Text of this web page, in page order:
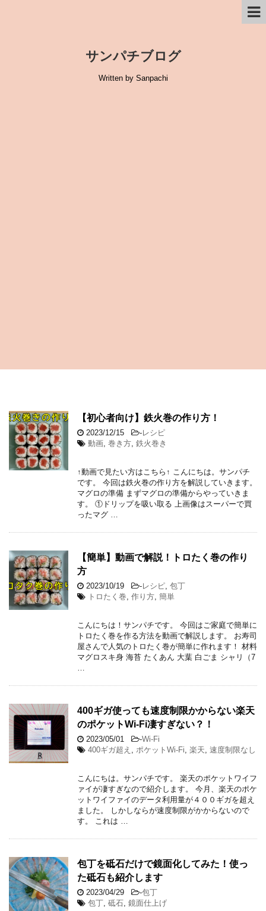
サンパチブログ
Written by Sanpachi
【初心者向け】鉄火巻の作り方！
2023/12/15 -レシピ
動画, 巻き方, 鉄火巻き
↑動画で見たい方はこちら↑ こんにちは。サンパチ
です。 今回は鉄火巻の作り方を解説していきます。
マグロの準備 まずマグロの準備からやっていきま
す。 ①ドリップを吸い取る 上画像はスーパーで買
ったマグ …
【簡単】動画で解説！トロたく巻の作り
方
2023/10/19 -レシピ, 包丁
トロたく巻, 作り方, 簡単
こんにちは！サンパチです。 今回はご家庭で簡単に
トロたく巻を作る方法を動画で解説します。 お寿司
屋さんで人気のトロたく巻が簡単に作れます！ 材料
マグロスキ身 海苔 たくあん 大葉 白ごま シャリ（7
…
400ギガ使っても速度制限かからない楽天
のポケットWi-Fi凄すぎない？！
2023/05/01 -Wi-Fi
400ギガ超え , ポケットWi-Fi, 楽天, 速度制限なし
こんにちは。サンパチです。 楽天のポケットワイフ
ァイが凄すぎなので紹介します。 今月、楽天のポケ
ットワイファイのデータ利用量が４００ギガを超え
ました。 しかしならが速度制限がかからないので
す。 これは …
包丁を砥石だけで鏡面化してみた！使っ
た砥石も紹介します
2023/04/29 -包丁
包丁, 砥石, 鏡面仕上げ